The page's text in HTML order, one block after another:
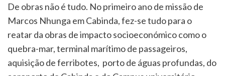
De obras não é tudo. No primeiro ano de missão de
Marcos Nhunga em Cabinda, fez-se tudo para o
reatar da obras de impacto socioeconómico como o
quebra-mar, terminal marítimo de passageiros,
aquisição de ferribotes, porto de águas profundas, do